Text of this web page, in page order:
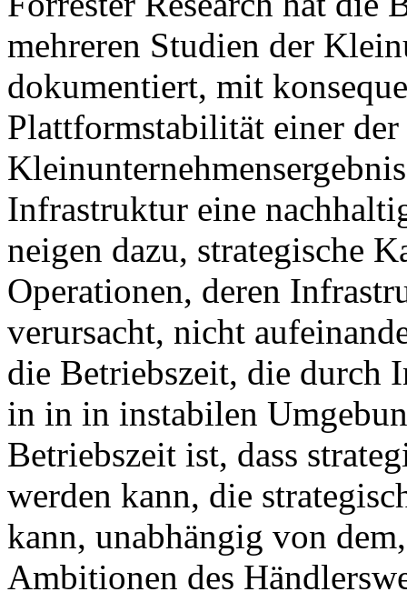
mehreren Studien der
dokumentiert, mit
Plattformstabilität einer der
Infrastruktur eine
neigen dazu, strategische
Operationen, deren
verursacht, nicht
die Betriebszeit, die durch
in in in instabilen
Betriebszeit ist, dass
werden kann, die
kann, unabhängig von
Ambitionen des